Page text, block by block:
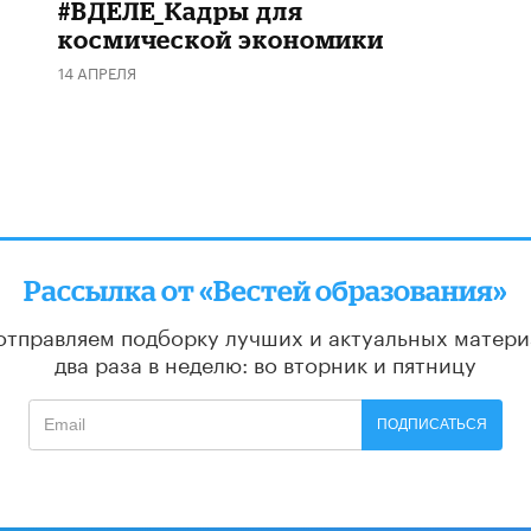
#ВДЕЛЕ_Кадры для
космической экономики
14 АПРЕЛЯ
Рассылка от «Вестей образования»
подборку лучших и актуальных
два раза в неделю: во вторник и пятницу
ПОДПИСАТЬСЯ